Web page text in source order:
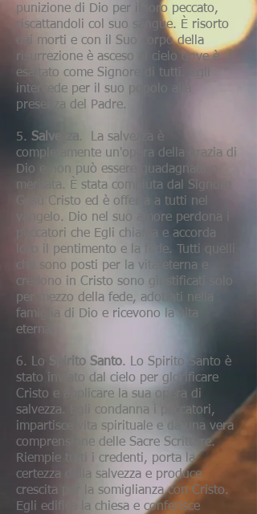
punizione di Dio per il loro peccato,
riscattandoli col suo sangue. È risorto
dai morti e con il Suo corpo della
risurrezione è asceso al cielo dove è
esaltato come Signore di tutti. Egli
intercede per il suo popolo alla
presenza del Padre.
5. Salvezza
. La salvezza è
completamente un'opera della grazia di
Dio e non può essere guadagnata o
meritata. È stata compiuta dal Signore
Gesù Cristo ed è offerta a tutti nel
vangelo. Dio nel suo amore perdona i
peccatori che Egli chiama e accorda
loro il pentimento e la fede. Tutti quelli
che sono posti per la vita eterna e
credono in Cristo sono giustificati solo
per mezzo della fede, adottati nella
famiglia di Dio e ricevono la vita
eterna.
6. Lo Spirito Santo. Lo Spirito Santo è
stato inviato dal cielo per glorificare
Cristo e applicare la sua opera di
salvezza. Egli condanna i peccatori,
impartisce vita spirituale e dà una vera
comprensione delle Sacre Scritture.
Riempie tutti i credenti, porta la
certezza della salvezza e produce
crescita per la somiglianza con Cristo.
Egli edifica la chiesa e conferisce